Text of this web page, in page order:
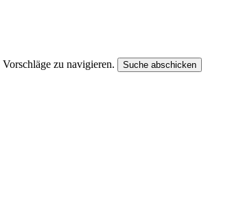
zu navigieren. Suche abschicken